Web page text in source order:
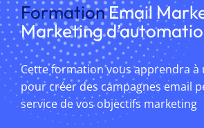
Formations
Externalisation
Réalisations
Ressources
FormationEmail
Marketing
Cette formation vous apprendra à
pour créer des campagnes email
service de vos objectifs marketing